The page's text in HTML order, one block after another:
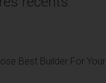
Best Builder For Your